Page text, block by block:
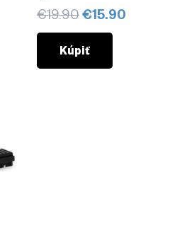
€19.90Pôvodná
cena
bola:
€19.90.
€15.90
Kúpiť